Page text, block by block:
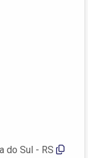
do Sul - RS